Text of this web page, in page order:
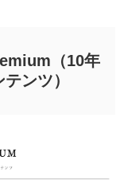
（10年
ンツ）